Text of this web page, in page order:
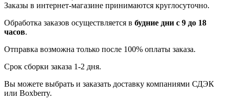
Заказы в интернет-магазине принимаются круглосуточно.
Обработка заказов осуществляется в будние дни с 9 до 18
часов.
Отправка возможна только после 100% оплаты заказа.
Срок сборки заказа 1-2 дня.
Вы можете выбрать и заказать доставку компаниями СДЭК
или Boxberry.